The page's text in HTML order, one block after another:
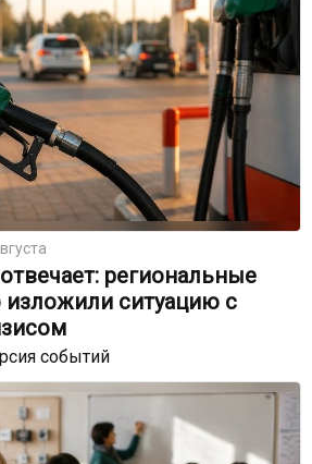
региональные
изложили ситуацию с
событий